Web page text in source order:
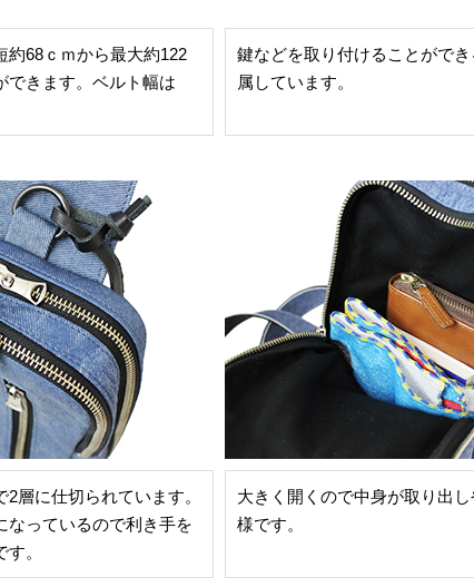
約68ｃｍから最大約122
できます。ベルト幅は
鍵などを取り付けることがで
属しています。
層に仕切られています。
なっているので利き手を
。
大きく開くので中身が取り出
様です。